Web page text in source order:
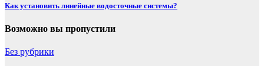
Как установить линейные водосточные системы?
Возможно вы пропустили
Без рубрики